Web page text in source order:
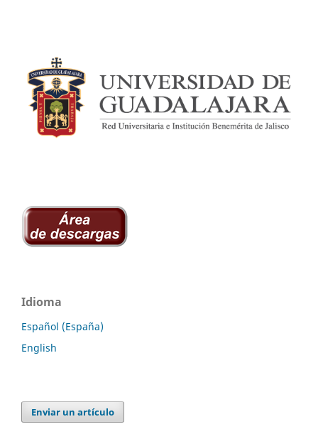
Idioma
Español (España)
English
Enviar un artículo